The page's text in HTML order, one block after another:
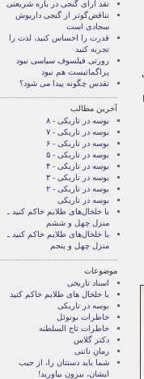
نقد آرای گنجی در باره شریعتی
تناقض‌گوتر از گنجی داريوش
سجادی است
قدرت را احساس کنید، لذت را
تجربه کنید
رورتی فيلسوف سياسی نبود
پراگماتيست هم نبود
تقدس چگونه پيدا می شود؟
آخرین مطالب
بوسه در تاریکی - ۸
بوسه در تاریکی - ۷
بوسه در تاریکی - ۶
بوسه در تاریکی - ۵
بوسه در تاریکی - ۴
بوسه در تاریکی - ۳
بوسه در تاریکی - ۲
بوسه در تاریکی
با خلخال‌های طلایم خاکم کنید ـ
منزل چهل و ششم
با خلخال‌های طلایم خاکم کنید ـ
منزل چهل و پنجم
موضوعات
اسناد تاریخی
با خلخال های طلایم خاکم کنید
بوسه در تاریکی
خاطرات بونوئل
خاطرات تاج السلطنه
دکتر گلاس
رمانِ ناتنی
شما بايد دستتان را، از جيب
ايشان، بيرون بياوريد!